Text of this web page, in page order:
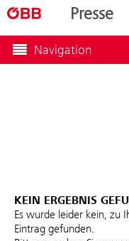
Presse
Navigation
KEIN ERGEBNIS
Es wurde leider kein, zu
Eintrag gefunden.